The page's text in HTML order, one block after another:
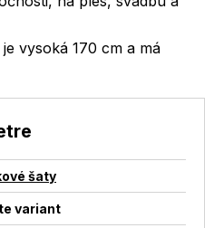
vysoká 170 cm a má
šaty
variant